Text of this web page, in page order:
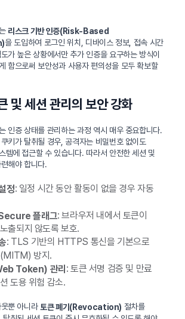
리스크 기반 인증(Risk-Based
을 도입하여 로그인 위치, 디바이스 정보, 접속 시간
가 높은 상황에서만 추가 인증을 요구하는 방식이
함으로써 보안성과 사용자 편의성을 모두 확보할
및 세션 관리의 보안 강화
인증 상태를 관리하는 과정 역시 매우 중요합니다.
키가 탈취될 경우, 공격자는 비밀번호 없이도
템에 접근할 수 있습니다. 따라서 안전한 세션 및
해야 합니다.
정: 일정 시간 동안 활동이 없을 경우 자동
플래그: 브라우저 내에서 토큰이
출되지 않도록 보호.
: TLS 기반의 HTTPS 통신을 기본으로
방지.
Token) 관리 : 토큰 서명 검증 및 만료
도용 위험 감소.
뿐 아니라토큰 폐기(Revocation) 절차를